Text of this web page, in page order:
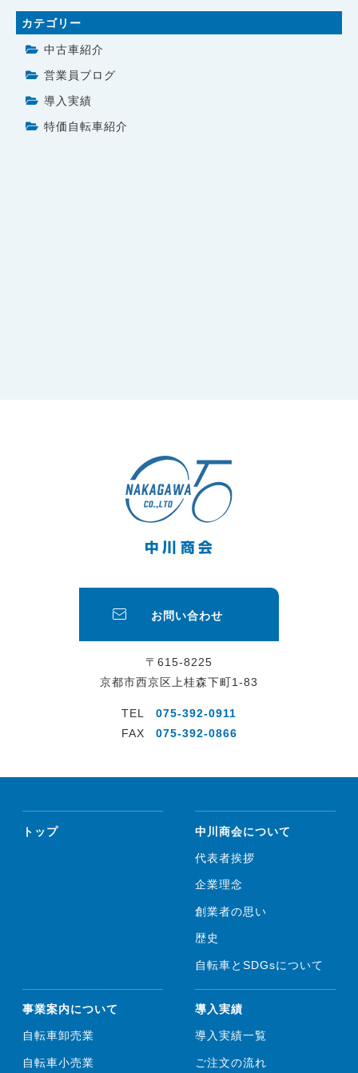
カテゴリー
中古車紹介
営業員ブログ
導入実績
特価自転車紹介
お問い合わせ
〒615-8225
京都市西京区上桂森下町1-83
TEL
075-392-0911
FAX
075-392-0866
トップ 中川商会について
代表者挨拶
企業理念
創業者の思い
歴史
自転車とSDGsについて
事業案内について
自転車卸売業
自転車小売業
導入実績
導入実績一覧
ご注文の流れ